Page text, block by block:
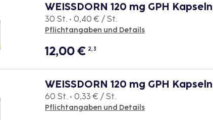
WEISSDORN 120 mg GPH Kapseln
30 St. • 0,40 € / St.
Pflichtangaben und Details
12,00€ 2, 3
WEISSDORN 120 mg GPH Kapseln
60 St. • 0,33 € / St.
Pflichtangaben und Details